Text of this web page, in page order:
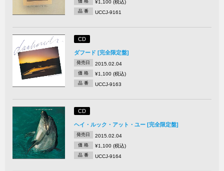
¥1,100 (税込)
品 番 UCCJ-9161
CD
ダフード [完全限定盤]
発売日 2015.02.04
価 格 ¥1,100 (税込)
品 番 UCCJ-9163
CD
ヘイ・ルック・アット・ユー [完全限定盤]
発売日 2015.02.04
価 格 ¥1,100 (税込)
品 番 UCCJ-9164